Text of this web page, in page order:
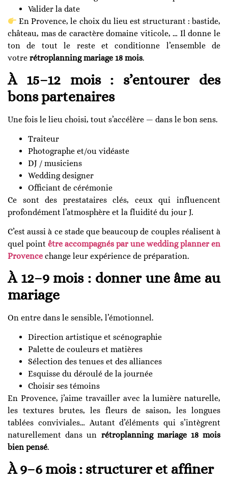
Valider la date
En Provence, le choix du lieu est structurant : bastide,
château, mas de caractère domaine viticole, … Il donne le
ton de tout le reste et conditionne l’ensemble de
votre rétroplanning mariage 18 mois.
À 15–12 mois : s’entourer des
bons partenaires
Une fois le lieu choisi, tout s’accélère — dans le bon sens.
Traiteur
Photographe et/ou vidéaste
DJ / musiciens
Wedding designer
Officiant de cérémonie
Ce sont des prestataires clés, ceux qui influencent
profondément l’atmosphère et la fluidité du jour J.
C’est aussi à ce stade que beaucoup de couples réalisent à
quel point être accompagnés par une wedding planner en
Provence change leur expérience de préparation.
À 12–9 mois : donner une âme au
mariage
On entre dans le sensible, l’émotionnel.
Direction artistique et scénographie
Palette de couleurs et matières
Sélection des tenues et des alliances
Esquisse du déroulé de la journée
Choisir ses témoins
En Provence, j’aime travailler avec la lumière naturelle,
les textures brutes, les fleurs de saison, les longues
tablées conviviales… Autant d’éléments qui s’intègrent
naturellement dans un rétroplanning mariage 18 mois
bien pensé.
À 9–6 mois : structurer et affiner